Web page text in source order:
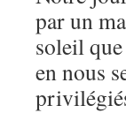
par un
soleil
en nous